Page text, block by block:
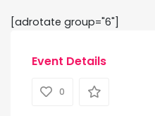
[adrotate group="6"]
Event Details
0